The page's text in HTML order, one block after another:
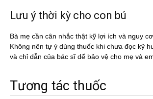
Lưu ý thời kỳ cho con bú
Bà mẹ cần cân nhắc thật kỹ lợi ích và nguy
Không nên tự ý dùng thuốc khi chưa đọc kỹ
và chỉ dẫn của bác sĩ dể bảo vệ cho mẹ và
Tương tác thuốc